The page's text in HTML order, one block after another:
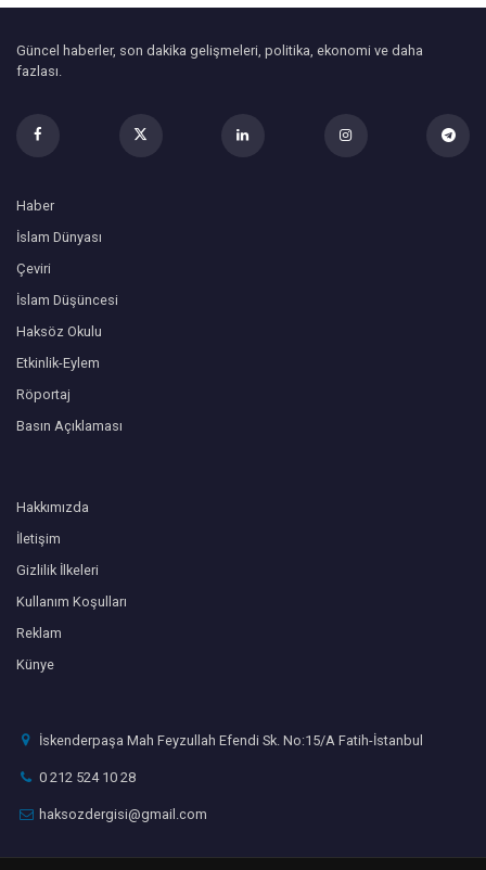
Güncel haberler, son dakika gelişmeleri, politika, ekonomi ve daha
fazlası.
Haber
İslam Dünyası
Çeviri
İslam Düşüncesi
Haksöz Okulu
Etkinlik-Eylem
Röportaj
Basın Açıklaması
Hakkımızda
İletişim
Gizlilik İlkeleri
Kullanım Koşulları
Reklam
Künye
İskenderpaşa Mah Feyzullah Efendi Sk. No:15/A Fatih-İstanbul
0 212 524 10 28
haksozdergisi@gmail.com